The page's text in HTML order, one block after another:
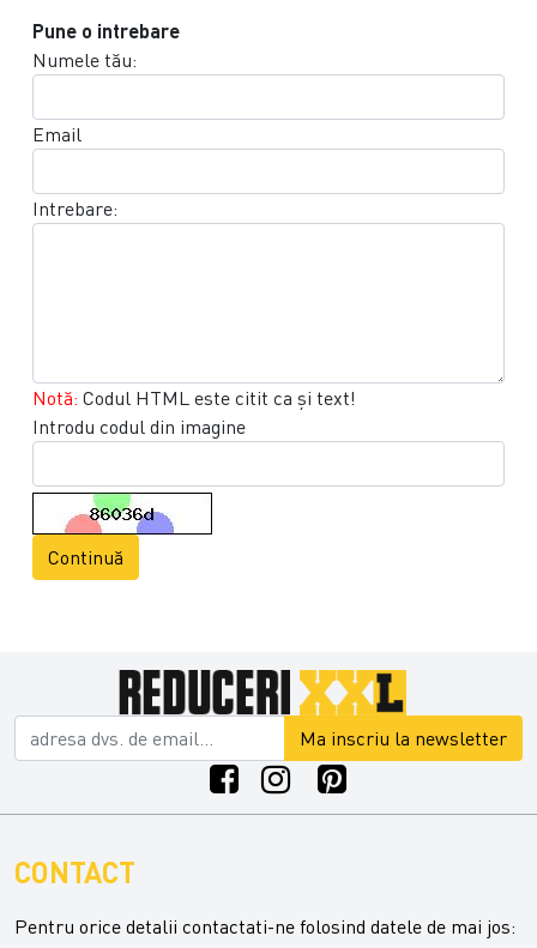
Pune o intrebare
Numele tău:
Email
Intrebare:
Notă: Codul HTML este citit ca şi text!
Introdu codul din imagine
Continuă
Ma inscriu la newsletter
CONTACT
Pentru orice detalii contactati-ne folosind datele de mai jos: